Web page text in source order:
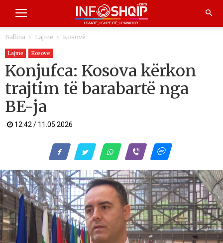
Ballina Lajme Kosovë
Lajme Kosovë
Konjufca: Kosova kërkon
trajtim të barabartë nga
BE-ja
12:42 / 11.05.2026